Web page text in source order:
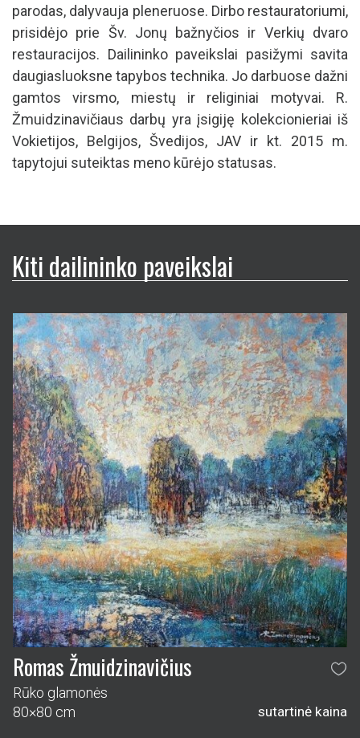
parodas, dalyvauja pleneruose. Dirbo restauratoriumi,
prisidėjo prie Šv. Jonų bažnyčios ir Verkių dvaro
restauracijos. Dailininko paveikslai pasižymi savita
daugiasluoksne tapybos technika. Jo darbuose dažni
gamtos virsmo, miestų ir religiniai motyvai. R.
Žmuidzinavičiaus darbų yra įsigiję kolekcionieriai iš
Vokietijos, Belgijos, Švedijos, JAV ir kt. 2015 m.
tapytojui suteiktas meno kūrėjo statusas.
Kiti dailininko paveikslai
Romas Žmuidzinavičius
Rūko glamonės
80×80 cm
sutartinė kaina